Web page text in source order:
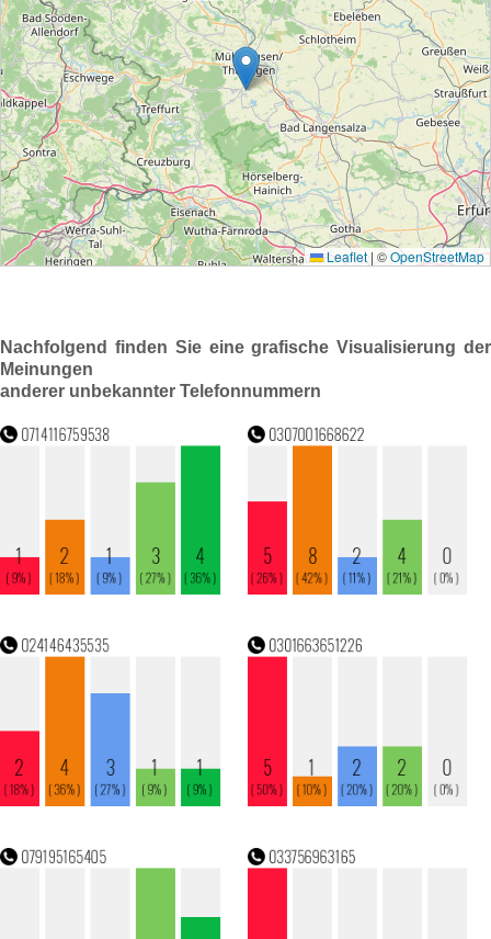
Nachfolgend finden Sie eine grafische Visualisierung der
Meinungen
anderer unbekannter Telefonnummern